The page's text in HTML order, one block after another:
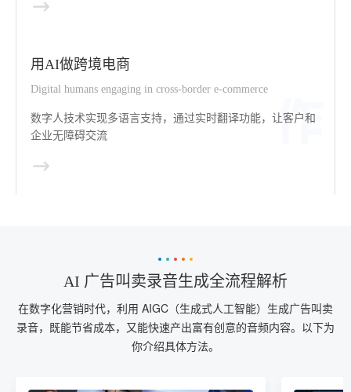
用AI做跨境电商
Digital humans engaging in cross-border e-commerce
数字人技术实现多语言支持，通过实时翻译功能，让客户和
企业无障碍交流
AI 广告叫卖录音生成全流程解析
在数字化营销时代，利用 AIGC（生成式人工智能）生成广告叫卖
录音，既能节省成本，又能快速产出富有创意的音频内容。以下为
你介绍具体方法。